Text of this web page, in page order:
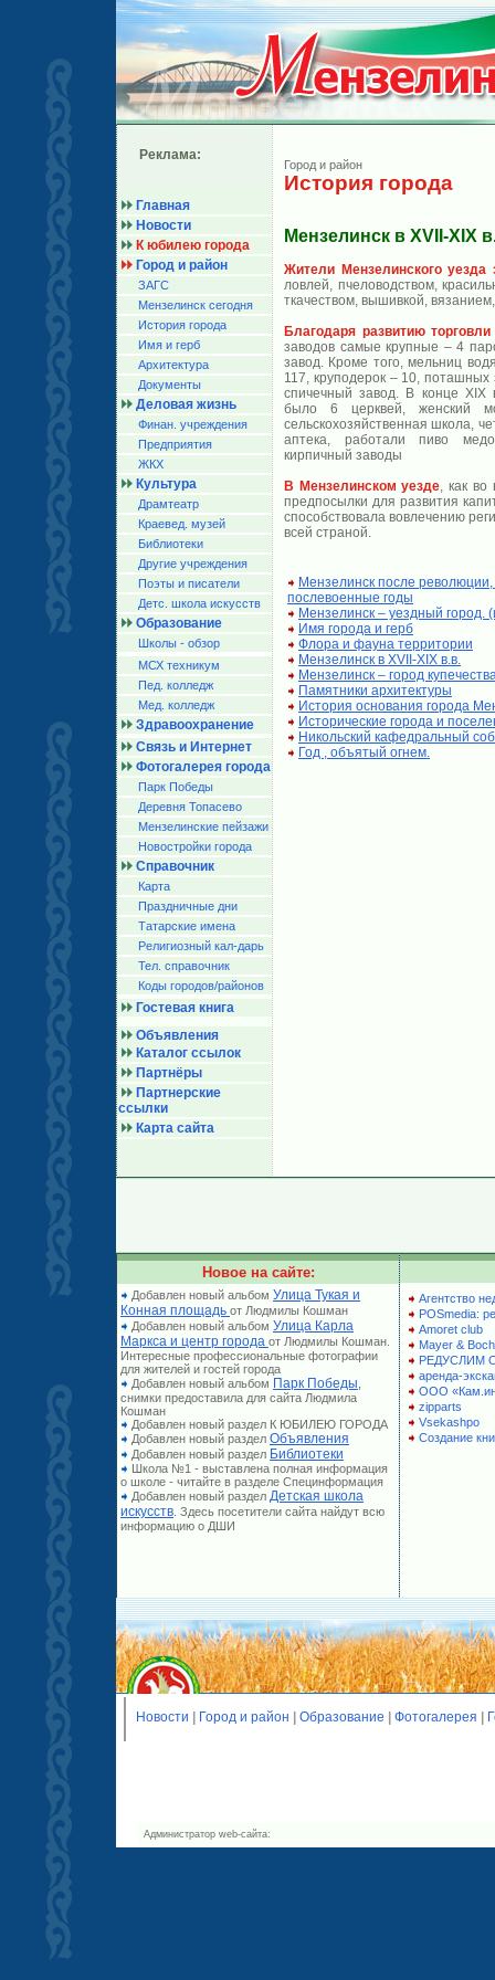
Реклама:
Главная
Новости
К юбилею города
Город и район
ЗАГС
Мензелинск сегодня
История города
Имя и герб
Архитектура
Документы
Деловая жизнь
Финан. учреждения
Предприятия
ЖКХ
Культура
Драмтеатр
Краевед. музей
Библиотеки
Другие учреждения
Поэты и писатели
Детс. школа искусств
Образование
Школы - обзор
МСХ техникум
Пед. колледж
Мед. колледж
Здравоохранение
Связь и Интернет
Фотогалерея города
Парк Победы
Деревня Топасево
Мензелинские пейзажи
Новостройки города
Справочник
Карта
Праздничные дни
Татарские имена
Религиозный кал-дарь
Тел. справочник
Коды городов/райoнов
Гостевая книга
Объявления
Каталог ссылок
Партнёры
Партнерские
ссылки
Карта сайта
Город и район
История города
Мензелинск в XVII-XIX
Жители Мензелинского уезда
ловлей, пчеловодством,
ткачеством, вышивкой,
Благодаря развитию торговли
заводов самые крупные – 4
завод. Кроме того, мельниц
117, круподерок – 10,
спичечный завод. В конце ХIХ
было 6 церквей, женский
сельскохозяйственная школа,
аптека, работали пиво
кирпичный заводы
В Мензелинском уезде, как во
предпосылки для развития
способствовала вовлечению
всей страной.
Мензелинск после
послевоенные годы
Мензелинск – уездный город.
Имя города и герб
Флора и фауна территории
Мензелинск в XVII-XIX в.в.
Мензелинск – город
Памятники архитектуры
История основания города
Исторические города и
Никольский кафедральный
Год , объятый огнем.
Новое на сайте:
Добавлен новый альбом Улица Тукая и
Конная площадь от Людмилы Кошман
Добавлен новый альбом Улица Карла
Маркса и центр города от Людмилы Кошман.
Интересные профессиональные фотографии
для жителей и гостей города
Добавлен новый альбом Парк Победы
снимки предоставила для сайта Людмила
Кошман
Добавлен новый раздел К ЮБИЛЕЮ ГОРОДА
Добавлен новый раздел Объявления
Добавлен новый раздел Библиотеки
Школа №1 - выставлена полная информация
о школе - читайте в разделе Специнформация
Добавлен новый раздел Детская школа
искусств . Здесь посетители сайта найдут всю
информацию о ДШИ
Агентство
POSmedia:
Amoret club
Mayer & Boch
РЕДУСЛИМ
аренда-
ООО
zipparts
Vsekashpo
Создание
Новости Город и район Образование Фотогалерея
Администратор web-сайта: